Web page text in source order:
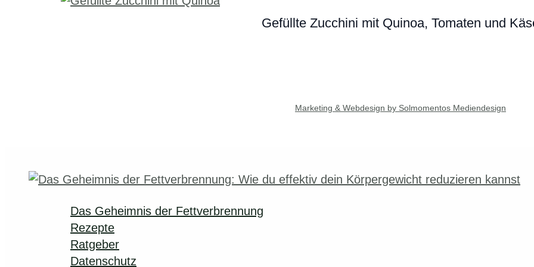
Gefüllte Zucchini mit Quinoa, Tomaten und
Marketing & Webdesign by Solmomentos Mediendesign
Das Geheimnis der Fettverbrennung
Rezepte
Ratgeber
Datenschutz